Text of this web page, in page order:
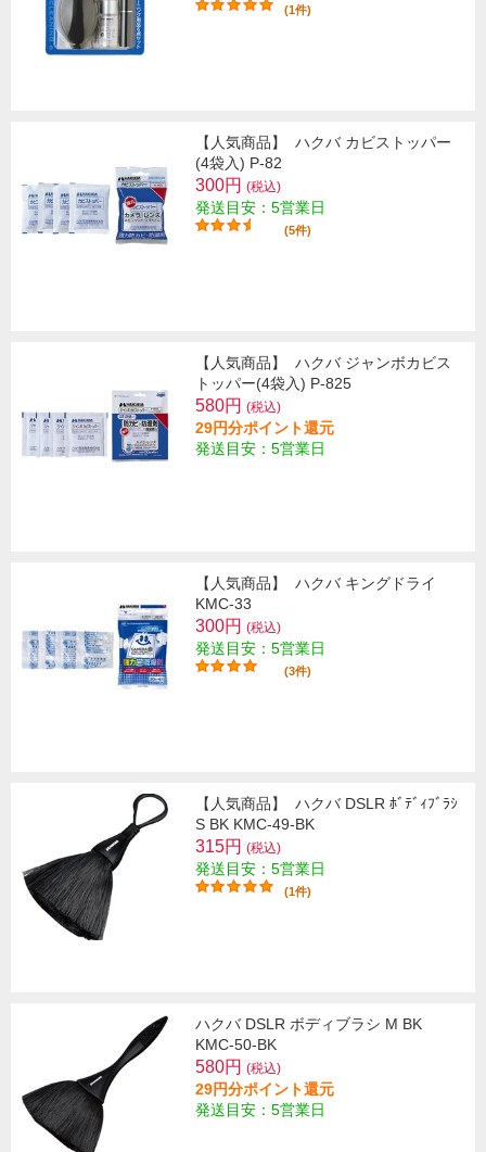
(1件)
【人気商品】
ハクバ カビストッパー
(4袋入) P-82
300円 (税込)
発送目安：5営業日
(5件)
【人気商品】
ハクバ ジャンボカビス
トッパー(4袋入) P-825
580円 (税込)
29円分ポイント還元
発送目安：5営業日
【人気商品】
ハクバ キングドライ
KMC-33
300円 (税込)
発送目安：5営業日
(3件)
【人気商品】
ハクバ DSLR ﾎﾞﾃﾞｨﾌﾞﾗｼ
S BK KMC-49-BK
315円 (税込)
発送目安：5営業日
(1件)
ハクバ DSLR ボディブラシ M BK
KMC-50-BK
580円 (税込)
29円分ポイント還元
発送目安：5営業日